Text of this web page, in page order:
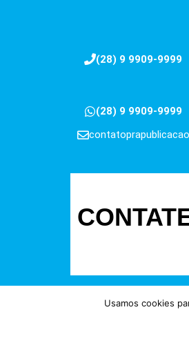
(28) 9 9909-9999
(28) 9 9909-9999
Usamos cookies